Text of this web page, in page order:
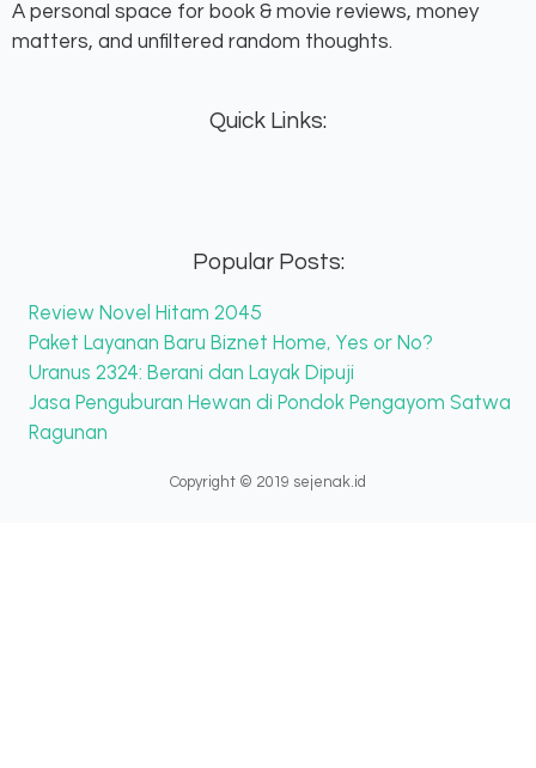
A personal space for book & movie reviews, money
matters, and unfiltered random thoughts.
Quick Links:
Popular Posts:
Review Novel Hitam 2045
Paket Layanan Baru Biznet Home, Yes or No?
Uranus 2324: Berani dan Layak Dipuji
Jasa Penguburan Hewan di Pondok Pengayom Satwa
Ragunan
Copyright © 2019 sejenak.id